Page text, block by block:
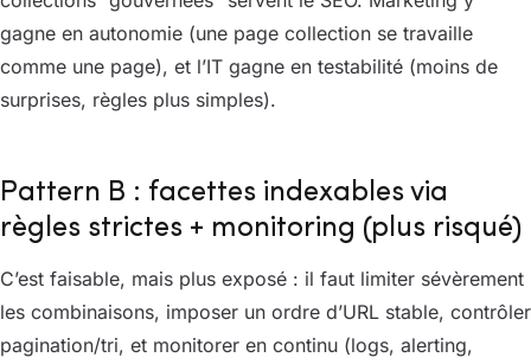
gagne en autonomie (une page collection se travaille
comme une page), et l’IT gagne en testabilité (moins de
surprises, règles plus simples).
Pattern B : facettes indexables via
règles strictes + monitoring (plus risqué)
C’est faisable, mais plus exposé : il faut limiter sévèrement
les combinaisons, imposer un ordre d’URL stable, contrôler
pagination/tri, et monitorer en continu (logs, alerting,